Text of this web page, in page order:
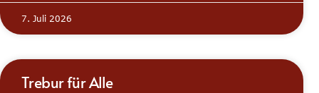
7. Juli 2026
Trebur für Alle